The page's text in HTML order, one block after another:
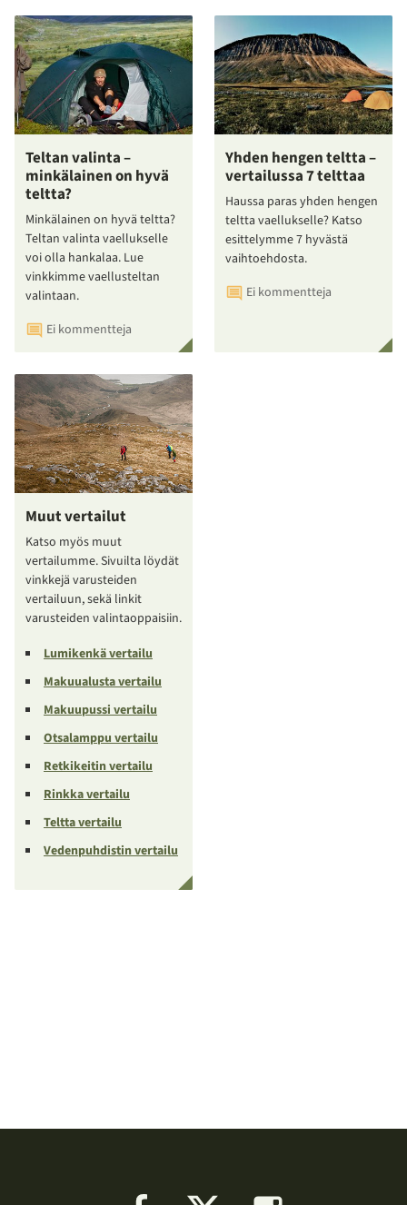
Teltan valinta –
minkälainen on hyvä
teltta?
Minkälainen on hyvä teltta?
Teltan valinta vaellukselle
voi olla hankalaa. Lue
vinkkimme vaellusteltan
valintaan.
Ei kommentteja
Yhden hengen teltta –
vertailussa 7 telttaa
Haussa paras yhden hengen
teltta vaellukselle? Katso
esittelymme 7 hyvästä
vaihtoehdosta.
Ei kommentteja
Muut vertailut
Katso myös muut
vertailumme. Sivuilta löydät
vinkkejä varusteiden
vertailuun, sekä linkit
varusteiden valintaoppaisiin.
Lumikenkä vertailu
Makuualusta vertailu
Makuupussi vertailu
Otsalamppu vertailu
Retkikeitin vertailu
Rinkka vertailu
Teltta vertailu
Vedenpuhdistin vertailu